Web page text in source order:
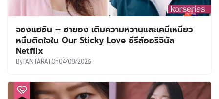
จองแฮอิน – ฮายอง เติมความหวานและเคมีเหนียว
หนึบติดใจใน Our Sticky Love ซีรีส์ออริจินัล
Netflix
ByTANTARATOn04/08/2026